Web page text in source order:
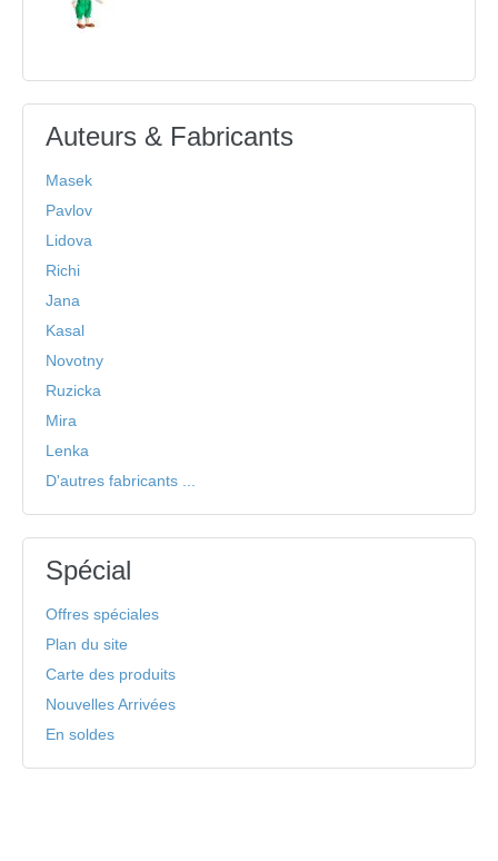
Auteurs & Fabricants
Masek
Pavlov
Lidova
Richi
Jana
Kasal
Novotny
Ruzicka
Mira
Lenka
D'autres fabricants ...
Spécial
Offres spéciales
Plan du site
Carte des produits
Nouvelles Arrivées
En soldes